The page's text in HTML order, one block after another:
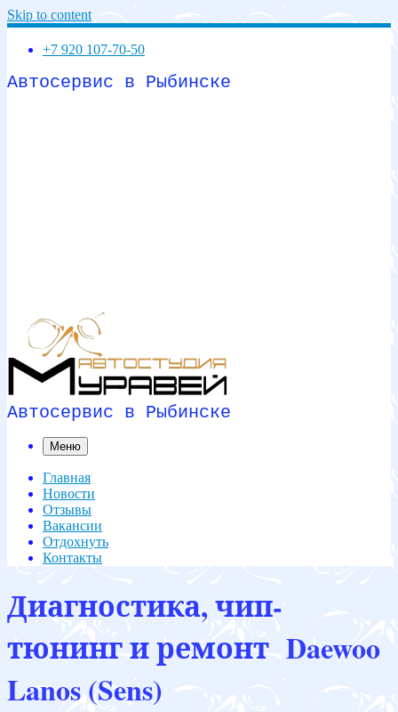
Skip to content
+7 920 107-70-50
Автосервис в Рыбинске
Автосервис в Рыбинске
Меню
Главная
Новости
Отзывы
Вакансии
Отдохнуть
Контакты
Диагностика, чип-
тюнинг и ремонт Daewoo
Lanos (Sens)